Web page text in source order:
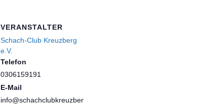
VERANSTALTER
Schach-Club Kreuzberg
e.V.
Telefon
0306159191
E-Mail
info@schachclubkreuzber